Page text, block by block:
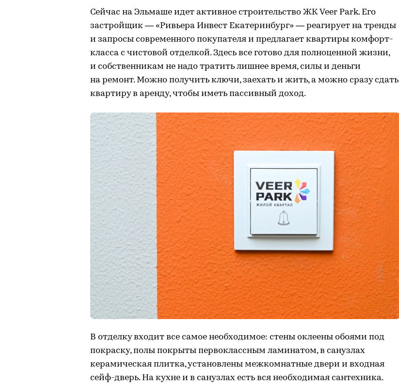
Сейчас на Эльмаше идет активное строительство ЖК Veer Park. Его
застройщик — «Ривьера Инвест Екатеринбург» — реагирует на тренды
и запросы современного покупателя и предлагает квартиры комфорт-
класса с чистовой отделкой. Здесь все готово для полноценной жизни,
и собственникам не надо тратить лишнее время, силы и деньги
на ремонт. Можно получить ключи, заехать и жить, а можно сразу сдать
квартиру в аренду, чтобы иметь пассивный доход.
В отделку входит все самое необходимое: стены оклеены обоями под
покраску, полы покрыты первоклассным ламинатом, в санузлах
керамическая плитка, установлены межкомнатные двери и входная
сейф-дверь. На кухне и в санузлах есть вся необходимая сантехника.